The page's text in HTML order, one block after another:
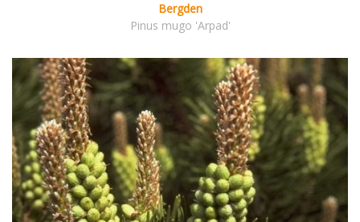
Bergden
Pinus mugo 'Arpad'